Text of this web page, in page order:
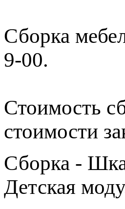
Сборка
9-00.
Стоимость
стоимости
Сборка -
Детская